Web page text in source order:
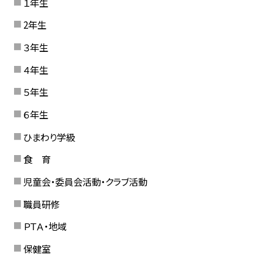
2年生
３年生
４年生
５年生
６年生
ひまわり学級
食 育
児童会・委員会活動・クラブ活動
職員研修
ＰＴＡ・地域
保健室